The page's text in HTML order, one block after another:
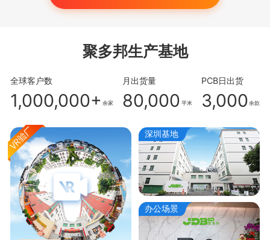
聚多邦生产基地
全球客户数
1,000,000+ 余家
月出货量
80,000 平米
PCB日出货
3,000 余款
深圳基地
办公场景